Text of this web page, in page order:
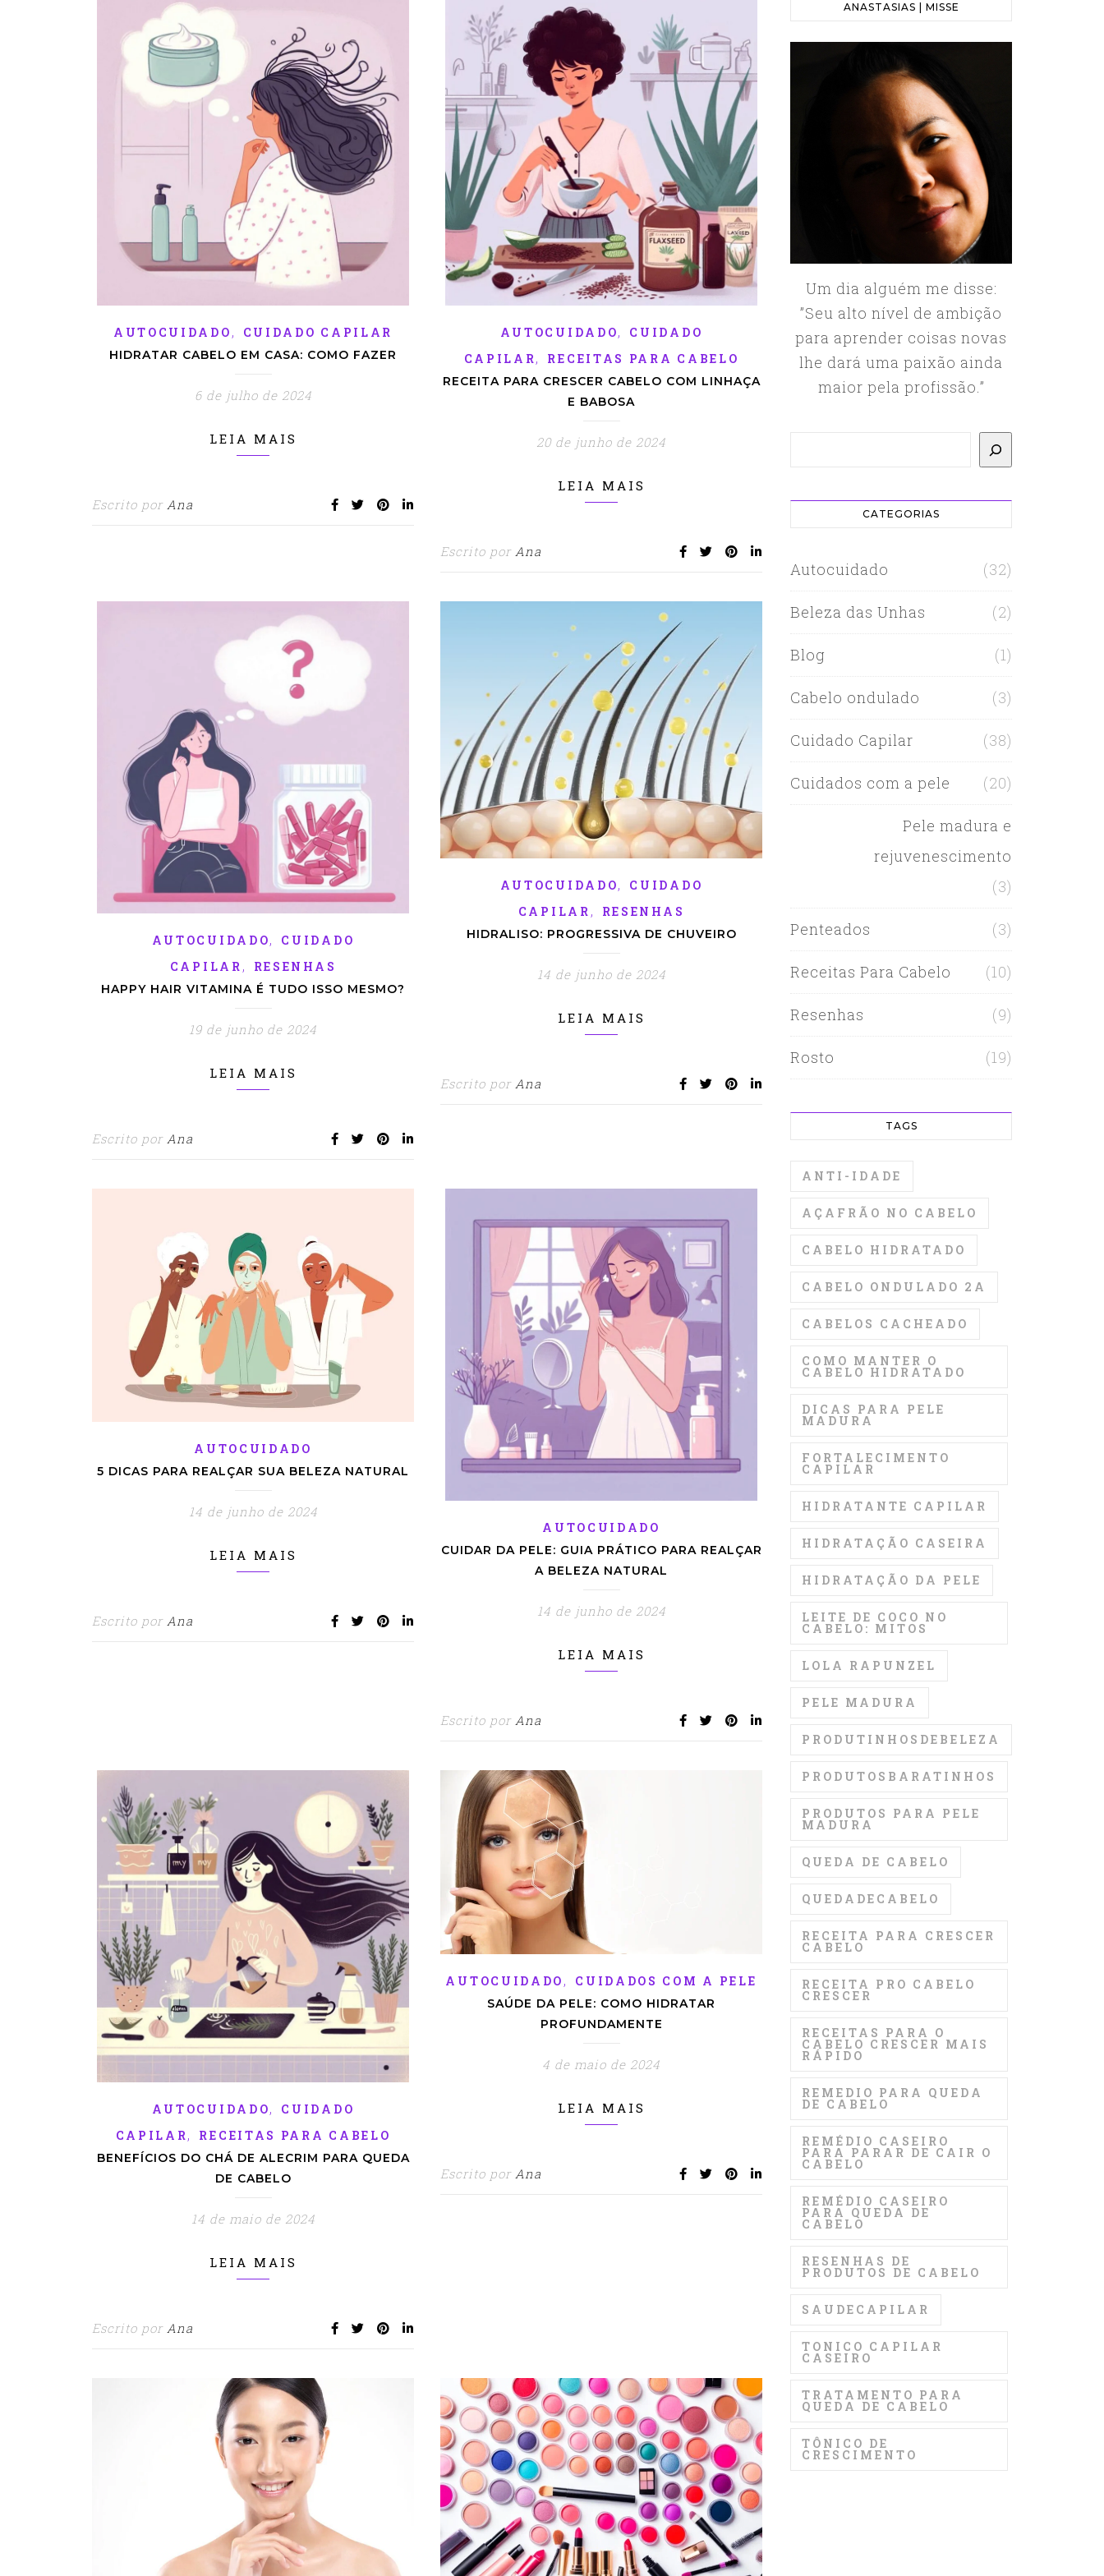
AUTOCUIDADO , CUIDADO CAPILAR
HIDRATAR CABELO EM CASA: COMO FAZER
6 de julho de 2024
LEIA MAIS
Escrito por Ana
AUTOCUIDADO,
CUIDADO
CAPILAR, RECEITAS PARA CABELO
RECEITA PARA CRESCER CABELO COM LINHAÇA
E BABOSA
20 de junho de 2024
LEIA MAIS
Escrito por Ana
AUTOCUIDADO,
CUIDADO
CAPILAR , RESENHAS
HAPPY HAIR VITAMINA É TUDO ISSO MESMO?
19 de junho de 2024
LEIA MAIS
Escrito por Ana
AUTOCUIDADO,
CUIDADO
CAPILAR , RESENHAS
HIDRALISO: PROGRESSIVA DE CHUVEIRO
14 de junho de 2024
LEIA MAIS
Escrito por Ana
AUTOCUIDADO
5 DICAS PARA REALÇAR SUA BELEZA NATURAL
14 de junho de 2024
LEIA MAIS
Escrito por Ana
AUTOCUIDADO
CUIDAR DA PELE: GUIA PRÁTICO PARA REALÇAR
A BELEZA NATURAL
14 de junho de 2024
LEIA MAIS
Escrito por Ana
AUTOCUIDADO,
CUIDADO
CAPILAR, RECEITAS PARA CABELO
BENEFÍCIOS DO CHÁ DE ALECRIM PARA QUEDA
DE CABELO
14 de maio de 2024
LEIA MAIS
Escrito por Ana
AUTOCUIDADO , CUIDADOS COM A PELE
SAÚDE DA PELE: COMO HIDRATAR
PROFUNDAMENTE
4 de maio de 2024
LEIA MAIS
Escrito por Ana
ANASTASIAS | MISSE
Um dia alguém me disse:
”Seu alto nível de ambição
para aprender coisas novas
lhe dará uma paixão ainda
maior pela profissão.”
CATEGORIAS
Autocuidado (32)
Beleza das Unhas (2)
Blog (1)
Cabelo ondulado (3)
Cuidado Capilar (38)
Cuidados com a pele (20)
Pele madura e
rejuvenescimento
(3)
Penteados (3)
Receitas Para Cabelo (10)
Resenhas (9)
Rosto (19)
TAGS
ANTI-IDADE
AÇAFRÃO NO CABELO
CABELO HIDRATADO
CABELO ONDULADO 2A
CABELOS CACHEADO
COMO MANTER O
CABELO HIDRATADO
DICAS PARA PELE
MADURA
FORTALECIMENTO
CAPILAR
HIDRATANTE CAPILAR
HIDRATAÇÃO CASEIRA
HIDRATAÇÃO DA PELE
LEITE DE COCO NO
CABELO: MITOS
LOLA RAPUNZEL
PELE MADURA
PRODUTINHOSDEBELEZA
PRODUTOSBARATINHOS
PRODUTOS PARA PELE
MADURA
QUEDA DE CABELO
QUEDADECABELO
RECEITA PARA CRESCER
CABELO
RECEITA PRO CABELO
CRESCER
RECEITAS PARA O
CABELO CRESCER MAIS
RÁPIDO
REMEDIO PARA QUEDA
DE CABELO
REMÉDIO CASEIRO
PARA PARAR DE CAIR O
CABELO
REMÉDIO CASEIRO
PARA QUEDA DE
CABELO
RESENHAS DE
PRODUTOS DE CABELO
SAUDECAPILAR
TONICO CAPILAR
CASEIRO
TRATAMENTO PARA
QUEDA DE CABELO
TÔNICO DE
CRESCIMENTO